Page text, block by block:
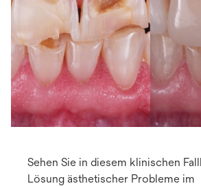
Sehen Sie in diesem klinischen
Lösung ästhetischer Probleme im